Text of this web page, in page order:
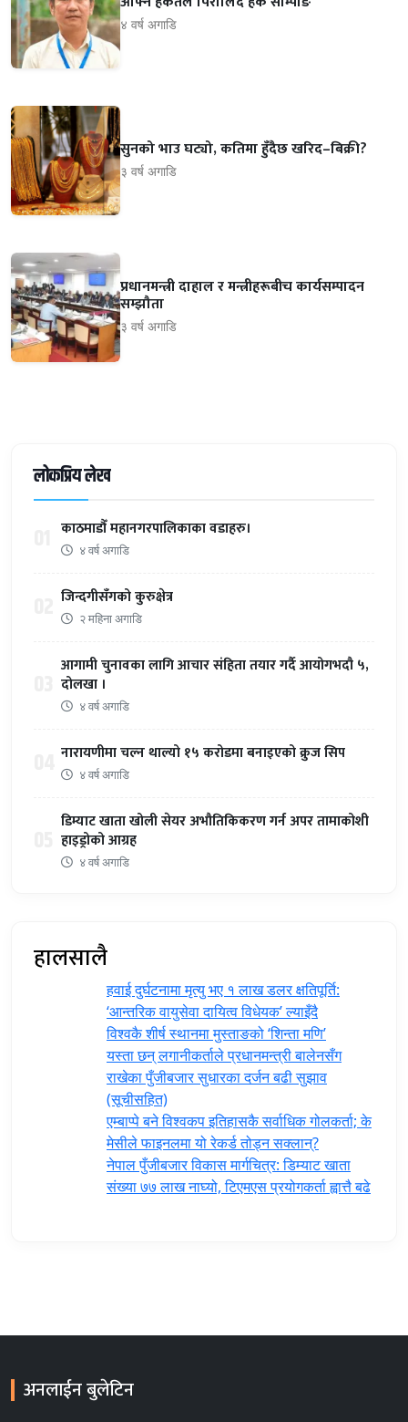
४ वर्ष अगाडि
सुनको भाउ घट्यो, कतिमा हुँदैछ खरिद–बिक्री?
३ वर्ष अगाडि
प्रधानमन्त्री दाहाल र मन्त्रीहरूबीच कार्यसम्पादन
सम्झौता
३ वर्ष अगाडि
लोकप्रिय लेख
काठमाडौँ महानगरपालिकाका वडाहरु।
४ वर्ष अगाडि
जिन्दगीसँगको कुरुक्षेत्र
२ महिना अगाडि
आगामी चुनावका लागि आचार संहिता तयार गर्दै आयोगभदौ ५,
दोलखा ।
४ वर्ष अगाडि
नारायणीमा चल्न थाल्यो १५ करोडमा बनाइएको क्रुज सिप
४ वर्ष अगाडि
डिम्याट खाता खोली सेयर अभौतिकिकरण गर्न अपर तामाकोशी
हाइड्रोको आग्रह
४ वर्ष अगाडि
हालसालै
हवाई दुर्घटनामा मृत्यु भए १ लाख डलर क्षतिपूर्ति:
‘आन्तरिक वायुसेवा दायित्व विधेयक’ ल्याइँदै
विश्वकै शीर्ष स्थानमा मुस्ताङको ‘शिन्ता मणि’
यस्ता छन् लगानीकर्ताले प्रधानमन्त्री ‍बालेनसँग
राखेका पुँजीबजार सुधारका दर्जन बढी सुझाव
(सूचीसहित)
एम्बाप्पे बने विश्वकप इतिहासकै सर्वाधिक गोलकर्ता; के
मेसीले फाइनलमा यो रेकर्ड तोड्न सक्लान्?
नेपाल पुँजीबजार विकास मार्गचित्र: डिम्याट खाता
संख्या ७७ लाख नाघ्यो, टिएमएस प्रयोगकर्ता ह्वात्तै बढे
अनलाईन बुलेटिन